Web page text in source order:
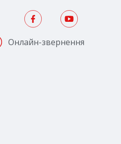
Онлайн-звернення